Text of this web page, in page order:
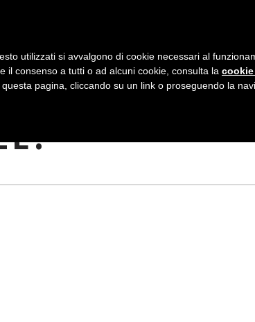
A
V
G
Z
IN
utilizzati si avvalgono di cookie necessari al
il consenso a tutti o ad alcuni cookie, consulta la
pagina, cliccando su un link o proseguendo la